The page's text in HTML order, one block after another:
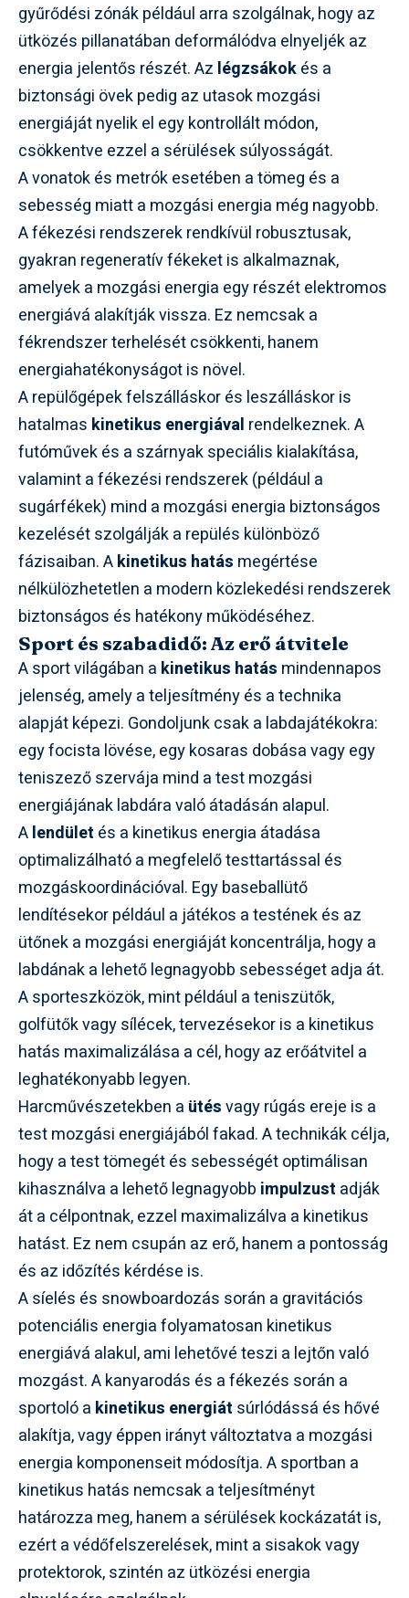
gyűrődési zónák például arra szolgálnak, hogy az
ütközés pillanatában deformálódva elnyeljék az
energia jelentős részét. Az légzsákokés a
biztonsági övek pedig az utasok mozgási
energiáját nyelik el egy kontrollált módon,
csökkentve ezzel a sérülések súlyosságát.
A vonatok és metrók esetében a tömeg és a
sebesség miatt a mozgási energia még nagyobb.
A fékezési rendszerek rendkívül robusztusak,
gyakran regeneratív fékeket is alkalmaznak,
amelyek a mozgási energia egy részét elektromos
energiává alakítják vissza. Ez nemcsak a
fékrendszer terhelését csökkenti, hanem
energiahatékonyságot is növel.
A repülőgépek felszálláskor és leszálláskor is
hatalmas kinetikus energiával rendelkeznek. A
futóművek és a szárnyak speciális kialakítása,
valamint a fékezési rendszerek (például a
sugárfékek) mind a mozgási energia biztonságos
kezelését szolgálják a repülés különböző
fázisaiban. Akinetikus hatás megértése
nélkülözhetetlen a modern közlekedési rendszerek
biztonságos és hatékony működéséhez.
Sport és szabadidő: Az erő átvitele
A sport világában a kinetikus hatás mindennapos
jelenség, amely a teljesítmény és a technika
alapját képezi. Gondoljunk csak a labdajátékokra:
egy focista lövése, egy kosaras dobása vagy egy
teniszező szervája mind a test mozgási
energiájának labdára való átadásán alapul.
Alendület és a kinetikus energia átadása
optimalizálható a megfelelő testtartással és
mozgáskoordinációval. Egy baseballütő
lendítésekor például a játékos a testének és az
ütőnek a mozgási energiáját koncentrálja, hogy a
labdának a lehető legnagyobb sebességet adja át.
A sporteszközök, mint például a teniszütők,
golfütők vagy sílécek, tervezésekor is a kinetikus
hatás maximalizálása a cél, hogy az erőátvitel a
leghatékonyabb legyen.
Harcművészetekben a ütésvagy rúgás ereje is a
test mozgási energiájából fakad. A technikák célja,
hogy a test tömegét és sebességét optimálisan
kihasználva a lehető legnagyobb impulzust adják
át a célpontnak, ezzel maximalizálva a kinetikus
hatást. Ez nem csupán az erő, hanem a pontosság
és az időzítés kérdése is.
A síelés és snowboardozás során a gravitációs
potenciális energia folyamatosan kinetikus
energiává alakul, ami lehetővé teszi a lejtőn való
mozgást. A kanyarodás és a fékezés során a
sportoló a kinetikus energiát súrlódássá és hővé
alakítja, vagy éppen irányt változtatva a mozgási
energia komponenseit módosítja. A sportban a
kinetikus hatás nemcsak a teljesítményt
határozza meg, hanem a sérülések kockázatát is,
ezért a védőfelszerelések, mint a sisakok vagy
protektorok, szintén az ütközési energia